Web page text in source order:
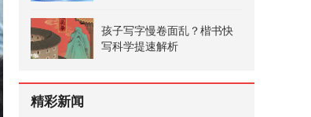
孩子写字慢卷面乱？楷书快
写科学提速解析
精彩新闻